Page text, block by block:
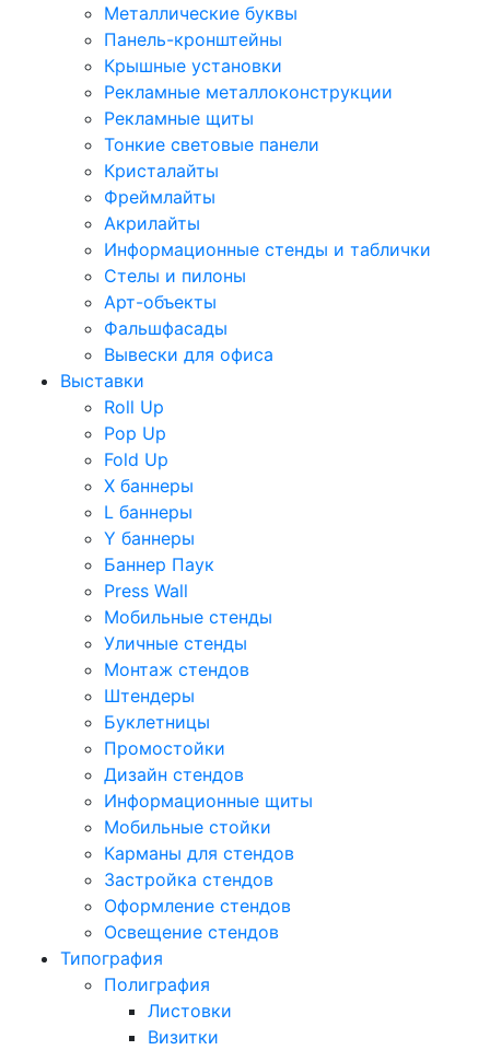
Металлические буквы
Панель-кронштейны
Крышные установки
Рекламные металлоконструкции
Рекламные щиты
Тонкие световые панели
Кристалайты
Фреймлайты
Акрилайты
Информационные стенды и таблички
Стелы и пилоны
Арт-объекты
Фальшфасады
Вывески для офиса
Выставки
Roll Up
Pop Up
Fold Up
Х баннеры
L баннеры
Y баннеры
Баннер Паук
Press Wall
Мобильные стенды
Уличные стенды
Монтаж стендов
Штендеры
Буклетницы
Промостойки
Дизайн стендов
Информационные щиты
Мобильные стойки
Карманы для стендов
Застройка стендов
Оформление стендов
Освещение стендов
Типография
Полиграфия
Листовки
Визитки